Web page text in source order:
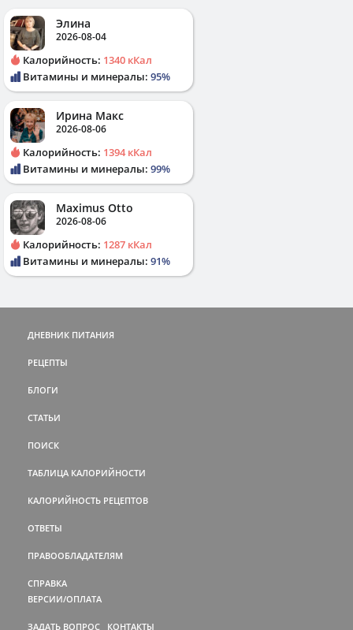
Элина
2026-08-04
Калорийность: 1340 кКал
Витамины и минералы: 95%
Ирина Макс
2026-08-06
Калорийность: 1394 кКал
Витамины и минералы: 99%
Maximus Otto
2026-08-06
Калорийность: 1287 кКал
Витамины и минералы: 91%
ДНЕВНИК ПИТАНИЯ
РЕЦЕПТЫ
БЛОГИ
СТАТЬИ
ПОИСК
ТАБЛИЦА КАЛОРИЙНОСТИ
КАЛОРИЙНОСТЬ РЕЦЕПТОВ
ОТВЕТЫ
ПРАВООБЛАДАТЕЛЯМ
СПРАВКА
ВЕРСИИ/ОПЛАТА
ЗАДАТЬ ВОПРОС КОНТАКТЫ